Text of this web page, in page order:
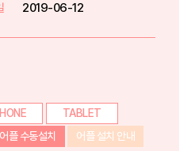
2019-06-12
TABLET
어플 수동설치 어플 설치 안내